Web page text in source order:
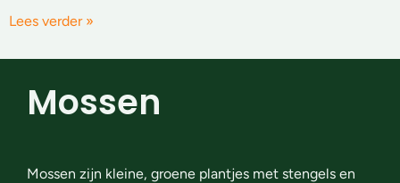
Lees verder »
Mossen
Mossen zijn kleine, groene plantjes met stengels en